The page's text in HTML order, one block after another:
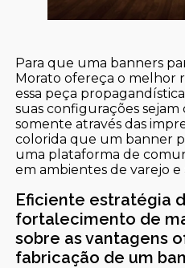
Para que uma banners
Morato ofereça o melhor
essa peça
suas configurações sejam
somente através das
colorida que um banner
uma plataforma de
em ambientes de varejo e
Eficiente estratégia
fortalecimento de
sobre as vantagens
fabricação de um